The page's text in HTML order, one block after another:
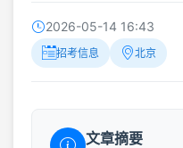
2026-05-14 16:43
招考信息 北京
文章摘要